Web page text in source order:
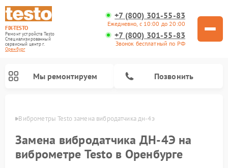
FIX-TESTO
Ремонт устройств Testo
Специализированный
cервисный центр г.
Оренбург
+7 (800) 301-55-83
Ежедневно, с 10:00 до 20:00
+7 (800) 301-55-83
Звонок бесплатный по РФ
Мы ремонтируем Позвонить
Виброметры Testo замена вибродатчика дн-4э
Замена вибродатчика ДН-4Э на
виброметре Testo в Оренбурге